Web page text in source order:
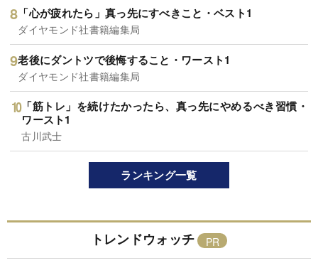
「心が疲れたら」真っ先にすべきこと・ベスト1
ダイヤモンド社書籍編集局
老後にダントツで後悔すること・ワースト1
ダイヤモンド社書籍編集局
「筋トレ」を続けたかったら、真っ先にやめるべき習慣・
ワースト1
古川武士
ランキング一覧
トレンドウォッチ